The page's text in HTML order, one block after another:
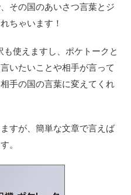
その国のあいさつ言葉とジ
ちゃいます！
使えますし、ポケトークと
いたいことや相手が言って
手の国の言葉に変えてくれ
すが、簡単な文章で言えば
。